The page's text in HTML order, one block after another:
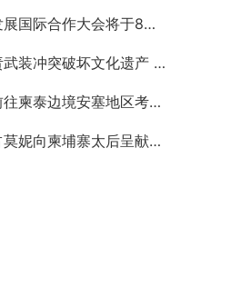
柬埔寨农业高质量发展国际合作大会将于8月20日举行
世界遗产委员会谴责武装冲突破坏文化遗产 柬埔寨呼吁依法追责并加强国际合作
外国驻柬埔寨武官前往柬泰边境安塞地区考察 柬方介绍“危险握手”事件及边境情况
柬埔寨首相夫人碧占莫妮向柬埔寨太后呈献世界女童军“卓越领袖奖”